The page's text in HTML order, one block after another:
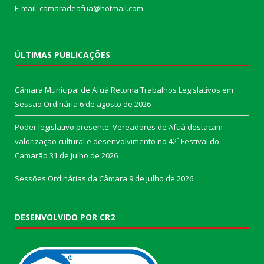
E-mail: camaradeafua@hotmail.com
ÚLTIMAS PUBLICAÇÕES
Câmara Municipal de Afuá Retoma Trabalhos Legislativos em
Sessão Ordinária 6 de agosto de 2026
Poder legislativo presente: Vereadores de Afuá destacam
valorização cultural e desenvolvimento no 42º Festival do
Camarão 31 de julho de 2026
Sessões Ordinárias da Câmara 9 de julho de 2026
DESENVOLVIDO POR CR2